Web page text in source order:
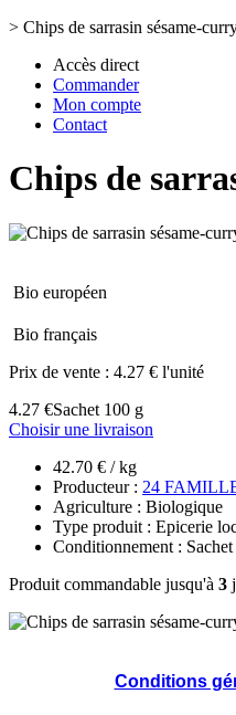
> Chips de sarrasin sésame-
Accès direct
Commander
Mon compte
Contact
Chips de
Bio européen
Bio français
Prix de vente : 4.27 € l'unité
4.27 €Sachet 100 g
Choisir une livraison
42.70 € / kg
Producteur : 24
Agriculture : Biologique
Type produit : Epicerie
Conditionnement :
Produit commandable jusqu'à 3
Conditions